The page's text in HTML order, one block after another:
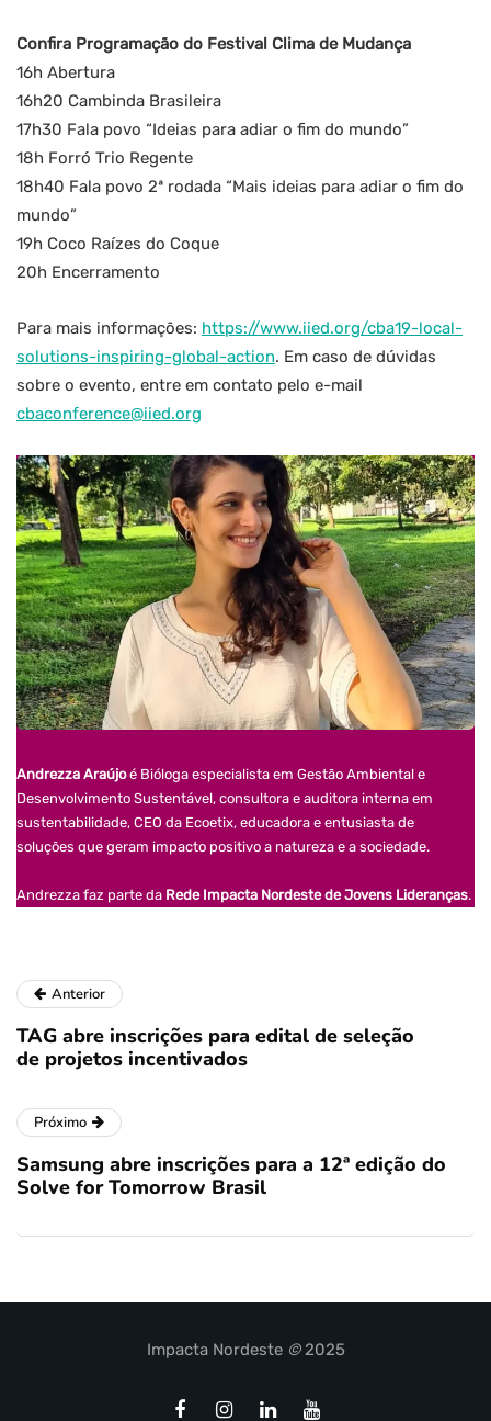
Confira Programação do Festival Clima de Mudança
16h Abertura
16h20 Cambinda Brasileira
17h30 Fala povo “Ideias para adiar o fim do mundo”
18h Forró Trio Regente
18h40 Fala povo 2⁠ª rodada “Mais ideias para adiar o fim do
mundo”
19h Coco Raízes do Coque
20h Encerramento
Para mais informações: https://www.iied.org/cba19-local-
solutions-inspiring-global-action. Em caso de dúvidas
sobre o evento, entre em contato pelo e-mail
cbaconference@iied.org
Andrezza Araújoé Bióloga especialista em Gestão Ambiental e
Desenvolvimento Sustentável, consultora e auditora interna em
sustentabilidade, CEO da Ecoetix, educadora e entusiasta de
soluções que geram impacto positivo a natureza e a sociedade.
Andrezza faz parte da Rede Impacta Nordeste de Jovens Lideranças.
Anterior
TAG abre inscrições para edital de seleção
de projetos incentivados
Próximo
Samsung abre inscrições para a 12ª edição do
Solve for Tomorrow Brasil
Impacta Nordeste ©2025